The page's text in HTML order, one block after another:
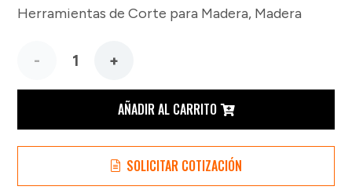
Herramientas de Corte para Madera, Madera
Disco
AÑADIR AL CARRITO
SOLICITAR COTIZACIÓN